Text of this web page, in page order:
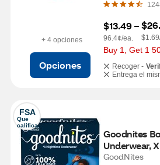
+ 4 opciones
Opciones
$13.49 –
96.4¢/ea.
Buy 1, Get 1
Recoger -
Entrega el
FSA
Que
califica
Goodnites
Underwear,
GoodNites